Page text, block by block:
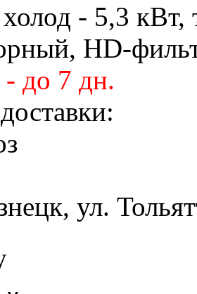
- 5,3 кВт,
HD-
- до 7 дн.
ул.